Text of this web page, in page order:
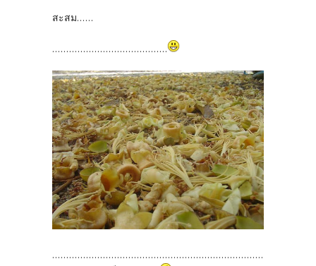
สะสม......
.........................................
...........................................................................